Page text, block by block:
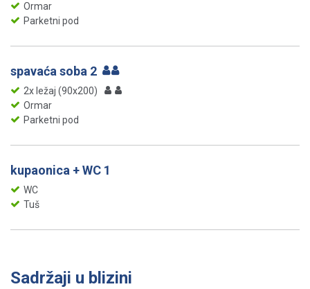
Ormar
Parketni pod
spavaća soba 2
2x ležaj (90x200)
Ormar
Parketni pod
kupaonica + WC 1
WC
Tuš
Sadržaji u blizini